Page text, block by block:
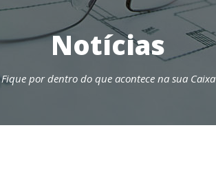
Notícias
Fique por dentro do que acontece na sua Caixa